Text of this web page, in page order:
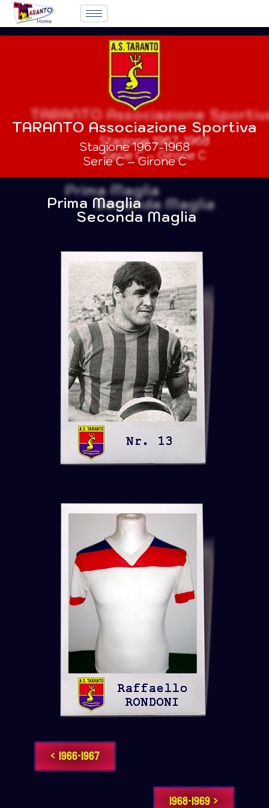
TARANTO Associazione Sportiva
Stagione 1967-1968
Serie C – Girone C
Prima Maglia
Seconda Maglia
< 1966-1967
1968-1969 >